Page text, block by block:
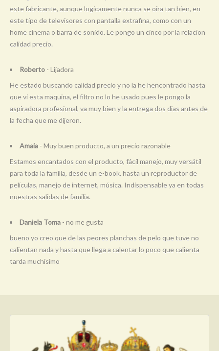
este fabricante, aunque logicamente nunca se oira tan bien, en
este tipo de televisores con pantalla extrafina, como con un
home cinema o barra de sonido. Le pongo un cinco por la relacion
calidad precio.
Roberto - Lijadora
He estado buscando calidad precio y no la he hencontrado hasta
que vi esta maquina, el filtro no lo he usado pues le pongo la
aspiradora profesional, va muy bien y la entrega dos dias antes de
la fecha que me dijeron.
Amaia - Muy buen producto, a un precio razonable
Estamos encantados con el producto, fácil manejo, muy versátil
para toda la familia, desde un e-book, hasta un reproductor de
películas, manejo de internet, música. Indispensable ya en todas
nuestras salidas de familia.
Daniela Toma - no me gusta
bueno yo creo que de las peores planchas de pelo que tuve no
calientan nada y hasta que llega a calentar lo poco que calienta
tarda muchisimo